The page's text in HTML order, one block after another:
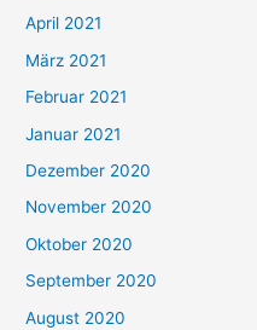
:
April 2021
März 2021
Februar 2021
Januar 2021
Dezember 2020
November 2020
Oktober 2020
September 2020
August 2020